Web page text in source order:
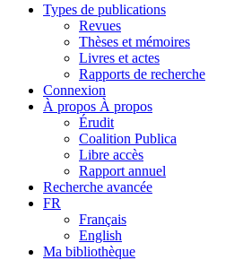
Types de publications
Revues
Thèses et mémoires
Livres et actes
Rapports de recherche
Connexion
À propos À propos
Érudit
Coalition Publica
Libre accès
Rapport annuel
Recherche avancée
FR
Français
English
Ma bibliothèque